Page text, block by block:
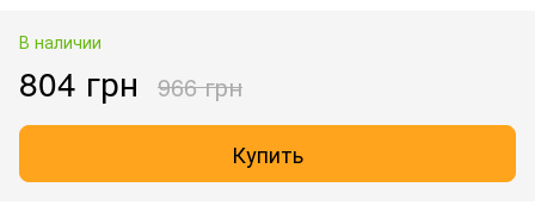
В наличии
804 грн 966 грн
Купить